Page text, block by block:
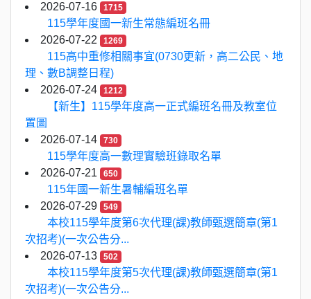
2026-07-16 1715
115學年度國一新生常態編班名冊
2026-07-22
1269
115高中重修相關事宜(0730更新，高二公民、地
理、數B調整日程)
2026-07-24
1212
【新生】115學年度高一正式編班名冊及教室位
置圖
2026-07-14
730
115學年度高一數理實驗班錄取名單
2026-07-21
650
115年國一新生暑輔編班名單
2026-07-29
549
本校115學年度第6次代理(課)教師甄選簡章(第1
次招考)(一次公告分...
2026-07-13
502
本校115學年度第5次代理(課)教師甄選簡章(第1
次招考)(一次公告分...